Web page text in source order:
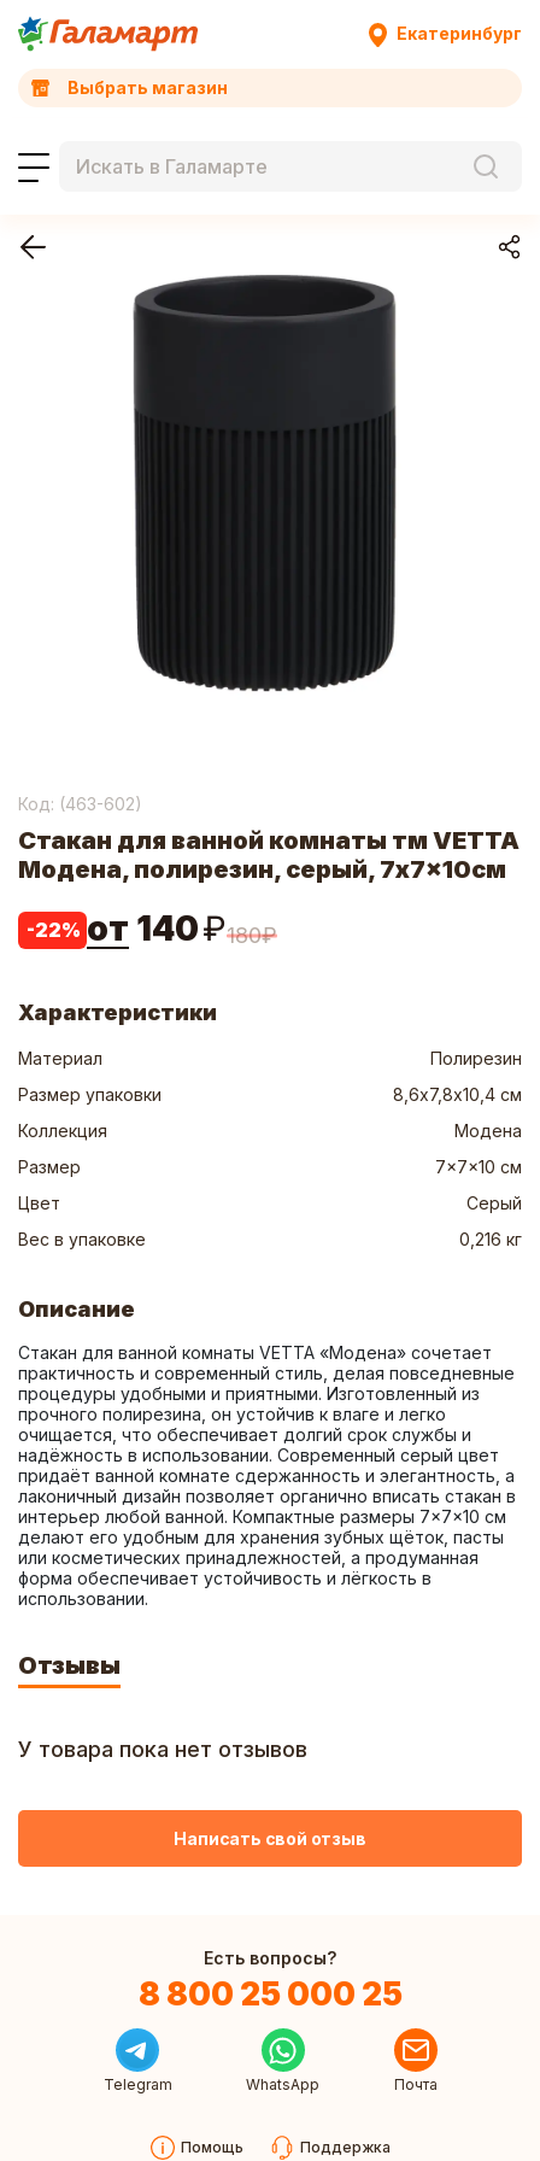
Екатеринбург
Выбрать магазин
Код: (463-602)
Стакан для ванной комнаты тм VETTA
Модена, полирезин, серый, 7x7x10см
-22% от 140₽180₽
Характеристики
Материал
Полирезин
Размер упаковки
8,6х7,8х10,4 см
Коллекция
Модена
Размер
7x7x10 см
Цвет
Серый
Вес в упаковке
0,216 кг
Описание
Стакан для ванной комнаты VETTA «Модена» сочетает
практичность и современный стиль, делая повседневные
процедуры удобными и приятными. Изготовленный из
прочного полирезина, он устойчив к влаге и легко
очищается, что обеспечивает долгий срок службы и
надёжность в использовании. Современный серый цвет
придаёт ванной комнате сдержанность и элегантность, а
лаконичный дизайн позволяет органично вписать стакан в
интерьер любой ванной. Компактные размеры 7×7×10 см
делают его удобным для хранения зубных щёток, пасты
или косметических принадлежностей, а продуманная
форма обеспечивает устойчивость и лёгкость в
использовании.
Отзывы
У товара пока нет отзывов
Написать свой отзыв
Есть вопросы?
8 800 25 000 25
Telegram WhatsApp Почта
Помощь Поддержка